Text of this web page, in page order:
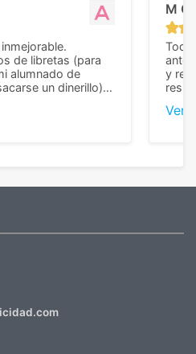
de libretas (para
alumnado de
un dinerillo) y
muy buena calidad
M C
Todo
y
Ver
últimas